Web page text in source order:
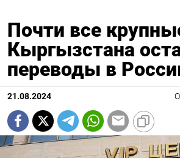
Почти все
Кыргызстана
переводы в
21.08.2024